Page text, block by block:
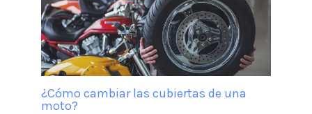
¿Cómo cambiar las cubiertas de una
moto?